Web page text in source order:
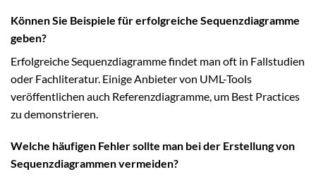
Können Sie Beispiele für erfolgreiche Sequenzdiagramme
geben?
Erfolgreiche Sequenzdiagramme findet man oft in Fallstudien
oder Fachliteratur. Einige Anbieter von UML-Tools
veröffentlichen auch Referenzdiagramme, um Best Practices
zu demonstrieren.
Welche häufigen Fehler sollte man bei der Erstellung von
Sequenzdiagrammen vermeiden?